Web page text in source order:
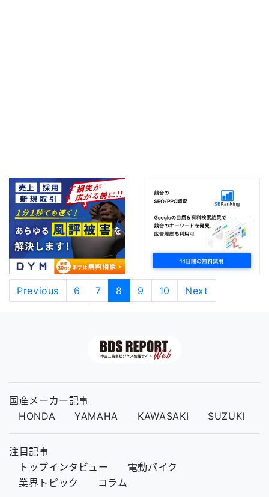
Previous 6 7 8 9 10 Next
国産メーカー記事
HONDA
YAMAHA KAWASAKI SUZUKI
注目記事
トップインタビュー
電動バイク
業界トピック
コラム